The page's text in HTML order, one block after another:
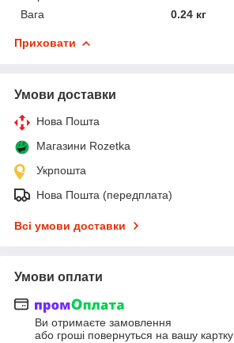
Вага
0.24 кг
Приховати
Умови доставки
Нова Пошта
Магазини Rozetka
Укрпошта
Нова Пошта (передплата)
Всі умови доставки
Умови оплати
Ви отримаєте замовлення
або гроші повернуться на вашу картку